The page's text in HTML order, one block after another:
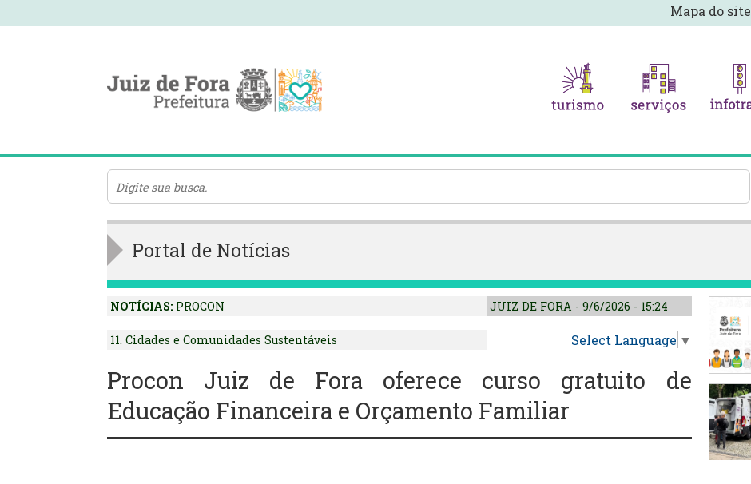
Mapa do site
Portal de Notícias
NOTÍCIAS: PROCON JUIZ DE FORA - 9/6/2026 - 15:24
11. Cidades e Comunidades Sustentáveis Select Language ▼
Procon Juiz de Fora oferece curso gratuito de
Educação Financeira e Orçamento Familiar